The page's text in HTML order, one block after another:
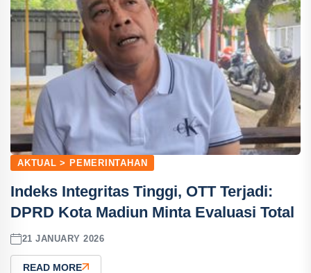
AKTUAL > PEMERINTAHAN
Indeks Integritas Tinggi, OTT Terjadi:
DPRD Kota Madiun Minta Evaluasi Total
21 JANUARY 2026
READ MORE